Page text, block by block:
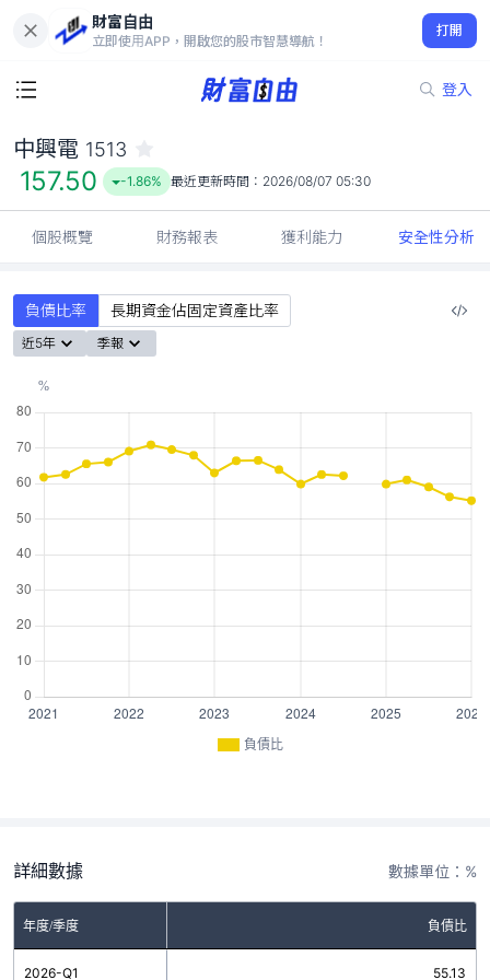
財富自由
立即使用APP，開啟您的股市智慧導航！
打開
登入
157.50
-1.86%
中興電 1513
157.50 -1.86% 最近更新時間： 2026/08/07 05:30
個股概覽 財務報表 獲利能力 安全性分析
負債比率 長期資金佔固定資產比率
近5年 季報
負債比
詳細數據 數據單位：%
年度/季度 負債比
2026-Q1 55.13